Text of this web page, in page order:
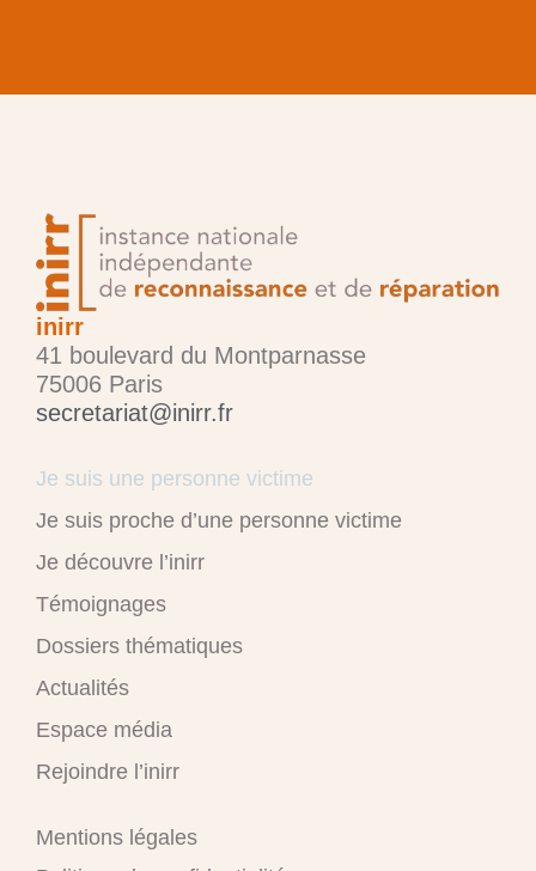
inirr
41 boulevard du Montparnasse
75006 Paris
secretariat@inirr.fr
Je suis une personne victime
Je suis proche d’une personne victime
Je découvre l’inirr
Témoignages
Dossiers thématiques
Actualités
Espace média
Rejoindre l’inirr
Mentions légales